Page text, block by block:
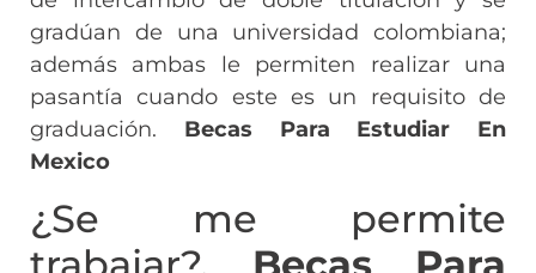
gradúan de una universidad colombiana;
además ambas le permiten realizar una
pasantía cuando este es un requisito de
graduación. Becas Para Estudiar En
Mexico
¿Se me permite